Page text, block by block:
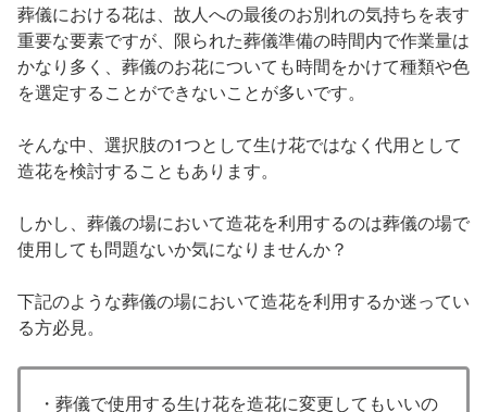
葬儀における花は、故人への最後のお別れの気持ちを表す
重要な要素ですが、限られた葬儀準備の時間内で作業量は
かなり多く、葬儀のお花についても時間をかけて種類や色
を選定することができないことが多いです。
そんな中、選択肢の1つとして生け花ではなく代用として
造花を検討することもあります。
しかし、葬儀の場において造花を利用するのは葬儀の場で
使用しても問題ないか気になりませんか？
下記のような葬儀の場において造花を利用するか迷ってい
る方必見。
・葬儀で使用する生け花を造花に変更してもいいの